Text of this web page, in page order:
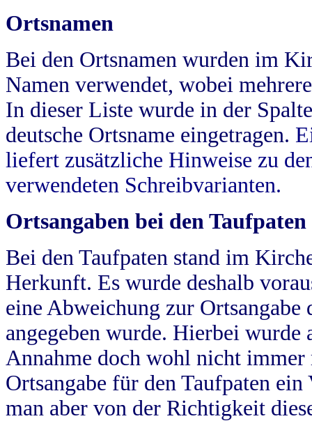
Ortsnamen
Bei den Ortsnamen wurden im
Namen verwendet, wobei
In dieser Liste wurde in der
deutsche Ortsname eingetragen.
liefert zusätzliche Hinweise zu
verwendeten Schreibvarianten.
Ortsangaben bei den Taufpaten
Bei den Taufpaten stand im
Herkunft. Es wurde deshalb
eine Abweichung zur
angegeben wurde. Hierbei wurde
Annahme doch wohl nicht
Ortsangabe für den Taufpaten
man aber von der Richtigkeit